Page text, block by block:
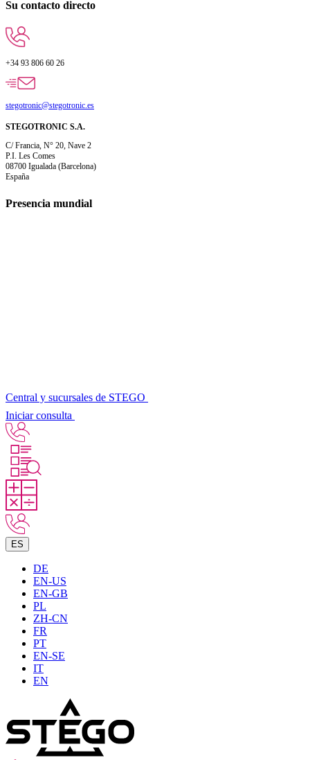
Su contacto directo
+34 93 806 60 26
stegotronic@stegotronic.es
STEGOTRONIC S.A.
C/ Francia, N° 20, Nave 2
P.I. Les Comes
08700 Igualada (Barcelona)
España
Presencia mundial
Central y sucursales de STEGO
Iniciar consulta
ES
DE
EN-US
EN-GB
PL
ZH-CN
FR
PT
EN-SE
IT
EN